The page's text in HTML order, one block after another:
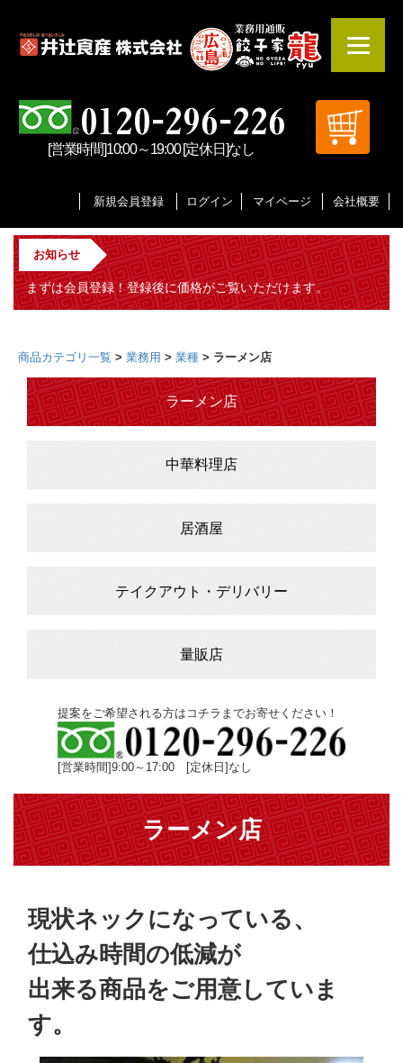
[営業時間]10:00～19:00 [定休日]なし
新規会員登録 ログイン マイページ 会社概要
お知らせ
まずは会員登録！登録後に価格がご覧いただけます。
商品カテゴリ一覧 > 業務用 > 業種 > ラーメン店
ラーメン店
中華料理店
居酒屋
テイクアウト・デリバリー
量販店
提案をご希望される方はコチラまでお寄せください！
[営業時間]9:00～17:00 [定休日]なし
ラーメン店
現状ネックになっている、
仕込み時間の低減が
出来る商品をご用意していま
す。